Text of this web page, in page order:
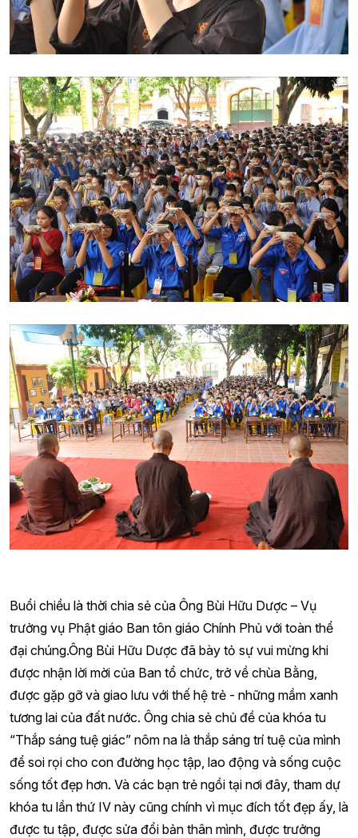
Buổi chiều là thời chia sẻ của Ông Bùi Hữu Dược – Vụ
trưởng vụ Phật giáo Ban tôn giáo Chính Phủ với toàn thể
đại chúng.Ông Bùi Hữu Dược đã bày tỏ sự vui mừng khi
được nhận lời mời của Ban tổ chức, trở về chùa Bằng,
được gặp gỡ và giao lưu với thế hệ trẻ - những mầm xanh
tương lai của đất nước. Ông chia sẻ chủ đề của khóa tu
“Thắp sáng tuệ giác” nôm na là thắp sáng trí tuệ của mình
để soi rọi cho con đường học tập, lao động và sống cuộc
sống tốt đẹp hơn. Và các bạn trẻ ngồi tại nơi đây, tham dự
khóa tu lần thứ IV này cũng chính vì mục đích tốt đẹp ấy, là
được tu tập, được sửa đổi bản thân mình, được trưởng